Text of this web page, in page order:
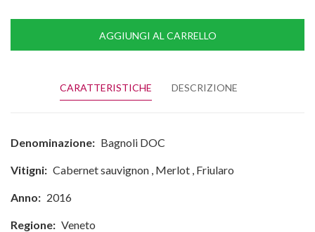
AGGIUNGI AL CARRELLO
CARATTERISTICHE DESCRIZIONE
Denominazione: Bagnoli DOC
Vitigni: Cabernet sauvignon , Merlot , Friularo
Anno: 2016
Regione: Veneto